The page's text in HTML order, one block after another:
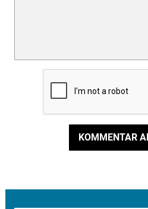
KOMMENTAR